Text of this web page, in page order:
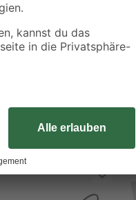
Außenbereich